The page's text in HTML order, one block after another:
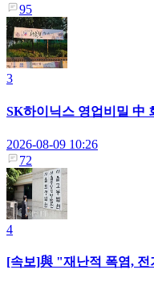
95
3
SK하이닉스 영업비밀 中
2026-08-09 10:26
72
4
[속보]與 "재난적 폭염,